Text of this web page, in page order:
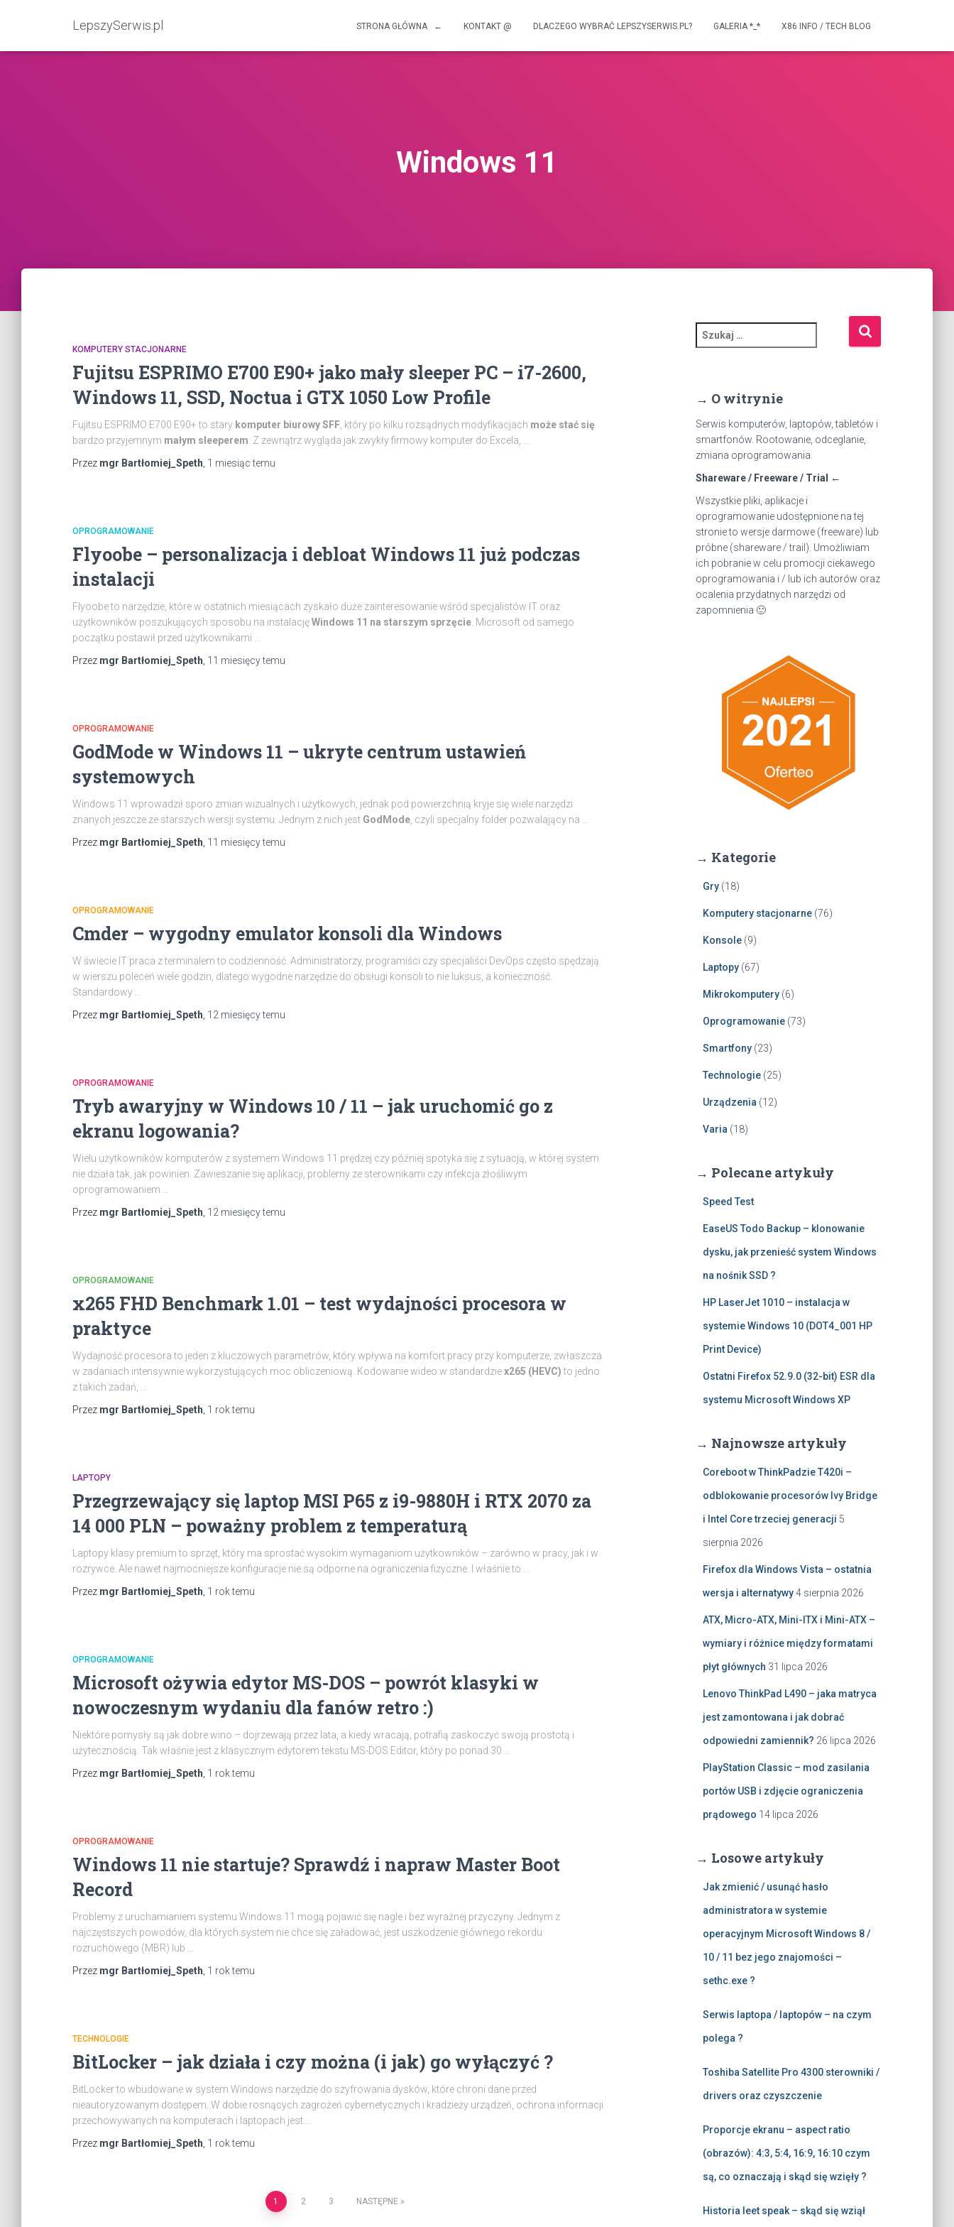
LepszySerwis.pl STRONA GŁÓWNA ← KONTAKT @ DLACZEGO WYBRAĆ LEPSZYSERWIS.PL? GALERIA *_* X86 INFO / TECH BLOG
Windows 11
KOMPUTERY STACJONARNE
Fujitsu ESPRIMO E700 E90+ jako mały sleeper PC – i7-2600,
Windows 11, SSD, Noctua i GTX 1050 Low Profile
Fujitsu ESPRIMO E700 E90+ to stary komputer biurowy SFF , który po kilku rozsądnych modyfikacjach może stać się
bardzo przyjemnym małym sleeperem . Z zewnątrz wygląda jak zwykły firmowy komputer do Excela, …
Przez mgr Bartłomiej_Speth 1 miesiąctemu
OPROGRAMOWANIE
Flyoobe – personalizacja i debloat Windows 11 już podczas
instalacji
Flyoobe to narzędzie, które w ostatnich miesiącach zyskało duże zainteresowanie wśród specjalistów IT oraz
użytkowników poszukujących sposobu na instalacjęWindows 11 na starszym sprzęcie . Microsoft od samego
początku postawił przed użytkownikami …
Przez mgr Bartłomiej_Speth 11 miesięcytemu
OPROGRAMOWANIE
GodMode w Windows 11 – ukryte centrum ustawień
systemowych
Windows 11 wprowadził sporo zmian wizualnych i użytkowych, jednak pod powierzchnią kryje się wiele narzędzi
znanych jeszcze ze starszych wersji systemu. Jednym z nich jest GodMode , czyli specjalny folder pozwalający na …
Przez mgr Bartłomiej_Speth 11 miesięcytemu
OPROGRAMOWANIE
Cmder – wygodny emulator konsoli dla Windows
W świecie IT praca z terminalem to codzienność. Administratorzy, programiści czy specjaliści DevOps często spędzają
w wierszu poleceń wiele godzin, dlatego wygodne narzędzie do obsługi konsoli to nie luksus, a konieczność.
Standardowy …
Przez mgr Bartłomiej_Speth 12 miesięcytemu
OPROGRAMOWANIE
Tryb awaryjny w Windows 10 / 11 – jak uruchomić go z
ekranu logowania?
Wielu użytkowników komputerów z systemem Windows 11 prędzej czy później spotyka się z sytuacją, w której system
nie działa tak, jak powinien. Zawieszanie się aplikacji, problemy ze sterownikami czy infekcja złośliwym
oprogramowaniem …
Przez mgr Bartłomiej_Speth 12 miesięcytemu
OPROGRAMOWANIE
x265 FHD Benchmark 1.01 – test wydajności procesora w
praktyce
Wydajność procesora to jeden z kluczowych parametrów, który wpływa na komfort pracy przy komputerze, zwłaszcza
w zadaniach intensywnie wykorzystujących moc obliczeniową. Kodowanie wideo w standardziex265 (HEVC) to jedno
z takich zadań, …
Przez mgr Bartłomiej_Speth 1 roktemu
LAPTOPY
Przegrzewający się laptop MSI P65 z i9-9880H i RTX 2070 za
14 000 PLN – poważny problem z temperaturą
Laptopy klasy premium to sprzęt, który ma sprostać wysokim wymaganiom użytkowników – zarówno w pracy, jak i w
rozrywce. Ale nawet najmocniejsze konfiguracje nie są odporne na ograniczenia fizyczne. I właśnie to …
Przez mgr Bartłomiej_Speth 1 roktemu
OPROGRAMOWANIE
Microsoft ożywia edytor MS-DOS – powrót klasyki w
nowoczesnym wydaniu dla fanów retro :)
Niektóre pomysły są jak dobre wino – dojrzewają przez lata, a kiedy wracają, potrafią zaskoczyć swoją prostotą i
użytecznością. Tak właśnie jest z klasycznym edytorem tekstu MS-DOS Editor, który po ponad 30 …
Przez mgr Bartłomiej_Speth 1 roktemu
OPROGRAMOWANIE
Windows 11 nie startuje? Sprawdź i napraw Master Boot
Record
Problemy z uruchamianiem systemu Windows 11 mogą pojawić się nagle i bez wyraźnej przyczyny. Jednym z
najczęstszych powodów, dla których system nie chce się załadować, jest uszkodzenie głównego rekordu
rozruchowego (MBR) lub …
Przez mgr Bartłomiej_Speth 1 roktemu
TECHNOLOGIE
BitLocker – jak działa i czy można (i jak) go wyłączyć ?
BitLocker to wbudowane w system Windows narzędzie do szyfrowania dysków, które chroni dane przed
nieautoryzowanym dostępem. W dobie rosnących zagrożeń cybernetycznych i kradzieży urządzeń, ochrona informacji
przechowywanych na komputerach i laptopach jest …
Przez mgr Bartłomiej_Speth 1 roktemu
1 2 3 NASTĘPNE
z
:
→ O witrynie
Serwis komputerów, laptopów, tabletów i
smartfonów. Rootowanie, odceglanie,
zmiana oprogramowania.
Shareware / Freeware / Trial ←
Wszystkie pliki, aplikacje i
oprogramowanie udostępnione na tej
stronie to wersje darmowe (freeware) lub
próbne (shareware / trail). Umożliwiam
ich pobranie w celu promocji ciekawego
oprogramowania i / lub ich autorów oraz
ocalenia przydatnych narzędzi od
zapomnienia 🙂
→ Kategorie
Gry(18)
Komputery stacjonarne(76)
Konsole(9)
Laptopy(67)
Mikrokomputery(6)
Oprogramowanie(73)
Smartfony(23)
Technologie(25)
Urządzenia (12)
Varia (18)
→ Polecane artykuły
Speed Test
EaseUS Todo Backup – klonowanie
dysku, jak przenieść system Windows
na nośnik SSD ?
HP LaserJet 1010 – instalacja w
systemie Windows 10 (DOT4_001 HP
Print Device)
Ostatni Firefox 52.9.0 (32-bit) ESR dla
systemu Microsoft Windows XP
→ Najnowsze artykuły
Coreboot w ThinkPadzie T420i –
odblokowanie procesorów Ivy Bridge
i Intel Core trzeciej generacji 5
sierpnia 2026
Firefox dla Windows Vista – ostatnia
wersja i alternatywy 4 sierpnia 2026
ATX, Micro-ATX, Mini-ITX i Mini-ATX –
wymiary i różnice między formatami
płyt głównych 31 lipca 2026
Lenovo ThinkPad L490 – jaka matryca
jest zamontowana i jak dobrać
odpowiedni zamiennik? 26 lipca 2026
PlayStation Classic – mod zasilania
portów USB i zdjęcie ograniczenia
prądowego 14 lipca 2026
→ Losowe artykuły
Jak zmienić / usunąć hasło
administratora w systemie
operacyjnym Microsoft Windows 8 /
10 / 11 bez jego znajomości –
sethc.exe ?
Serwis laptopa / laptopów – na czym
polega ?
Toshiba Satellite Pro 4300 sterowniki /
drivers oraz czyszczenie
Proporcje ekranu – aspect ratio
(obrazów): 4:3, 5:4, 16:9, 16:10 czym
są, co oznaczają i skąd się wzięły ?
Historia leet speak – skąd się wziął